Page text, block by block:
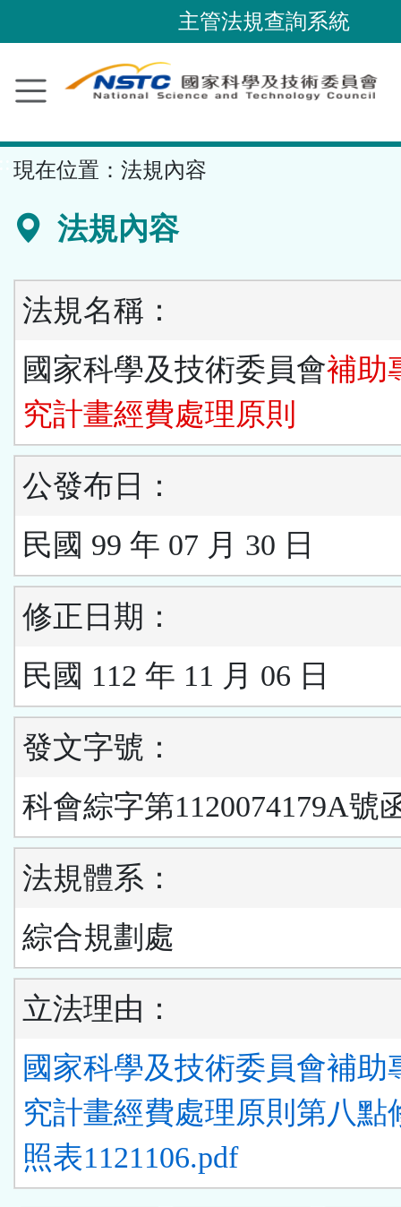
到
要
容
區
主管法規查詢系統
現在位置： 法規內容
法規內容
法規名稱：
國家科學及技術委員會補助
究計畫經費處理原則
公發布日：
民國 99 年 07 月 30 日
修正日期：
民國 112 年 11 月 06 日
發文字號：
科會綜字第1120074179A號
法規體系：
綜合規劃處
立法理由：
國家科學及技術委員會補助
究計畫經費處理原則第八點
照表1121106.pdf